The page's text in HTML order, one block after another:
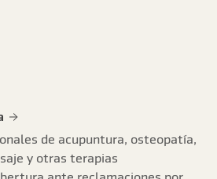
de acupuntura, osteopatía,
y otras terapias